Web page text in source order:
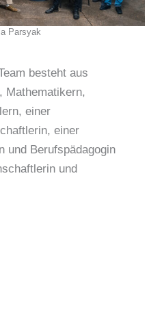
Parsyak
besteht aus
Mathematikern,
einer
einer
und Berufspädagogin
und